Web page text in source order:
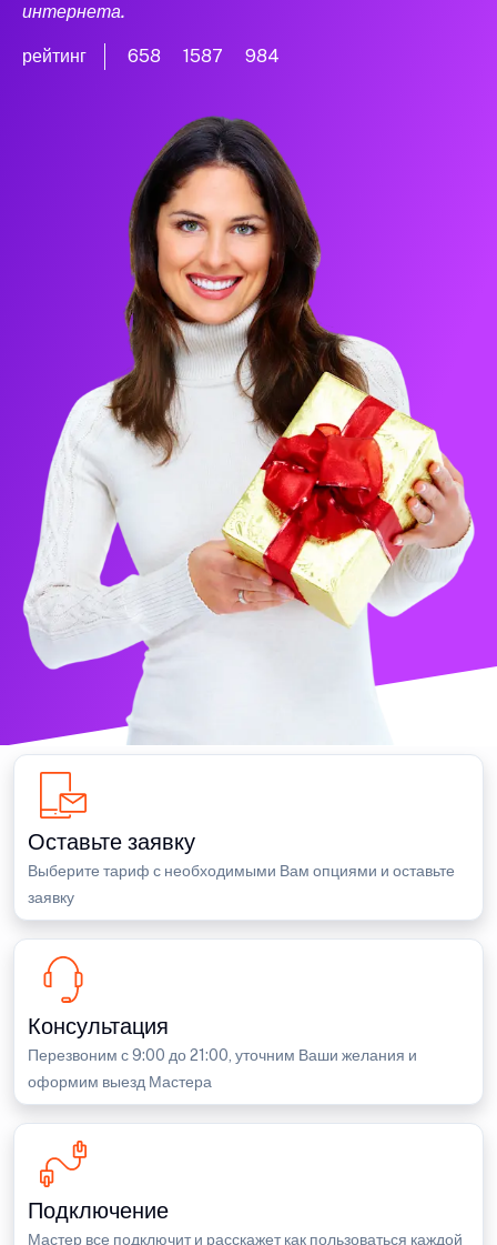
интернета.
рейтинг 658 1587 984
Оставьте заявку
Выберите тариф с необходимыми Вам опциями и оставьте
заявку
Консультация
Перезвоним с 9:00 до 21:00, уточним Ваши желания и
оформим выезд Мастера
Подключение
Мастер все подключит и расскажет как пользоваться каждой